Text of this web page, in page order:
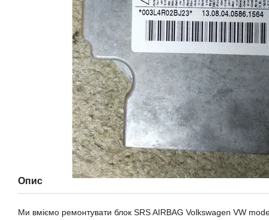
Опис
Ми вміємо ремонтувати блок SRS AIRBAG Volkswagen VW